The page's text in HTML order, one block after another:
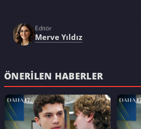
Editör
Merve Yıldız
ÖNERILEN HABERLER